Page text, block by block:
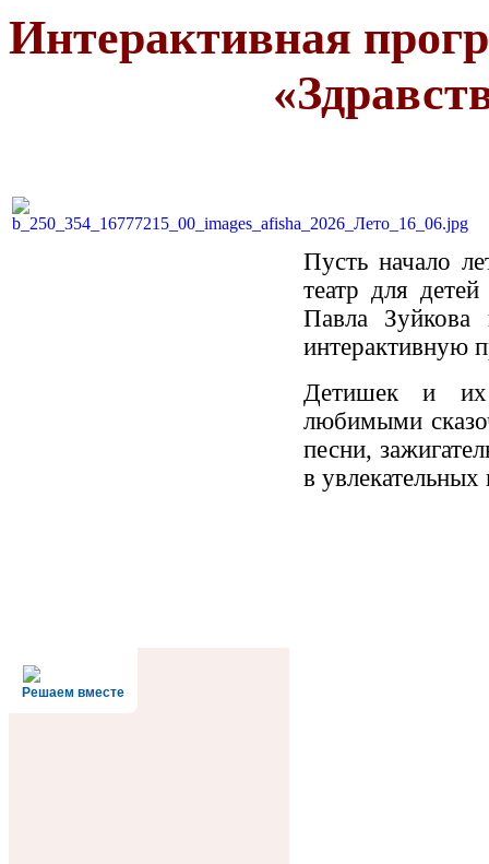
Пусть начало
театр для
Павла Зуйкова
интерактивную
Детишек и их
любимыми
песни,
в увлекательных
Решаем вместе